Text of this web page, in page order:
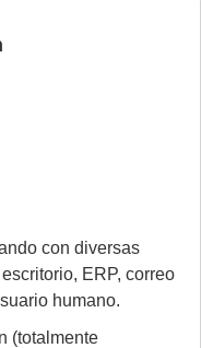
con diversas
ERP, correo
humano.
(totalmente